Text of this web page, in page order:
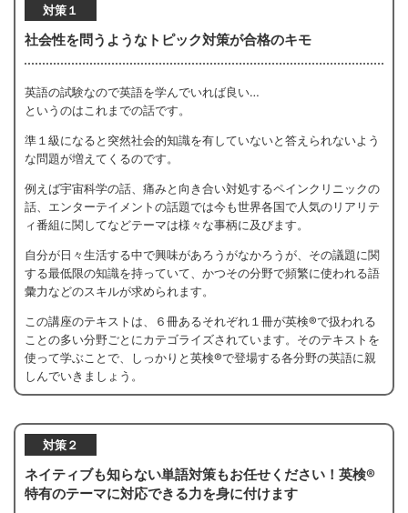
対策１
社会性を問うようなトピック対策が合格のキモ
英語の試験なので英語を学んでいれば良い…
というのはこれまでの話です。
準１級になると突然社会的知識を有していないと答えられないよう
な問題が増えてくるのです。
例えば宇宙科学の話、痛みと向き合い対処するペインクリニックの
話、エンターテイメントの話題では今も世界各国で人気のリアリテ
ィ番組に関してなどテーマは様々な事柄に及びます。
自分が日々生活する中で興味があろうがなかろうが、その議題に関
する最低限の知識を持っていて、かつその分野で頻繁に使われる語
彙力などのスキルが求められます。
この講座のテキストは、６冊あるそれぞれ１冊が英検®で扱われる
ことの多い分野ごとにカテゴライズされています。そのテキストを
使って学ぶことで、しっかりと英検®で登場する各分野の英語に親
しんでいきましょう。
対策２
ネイティブも知らない単語対策もお任せください！ 英検®
特有のテーマに対応できる力を身に付けます